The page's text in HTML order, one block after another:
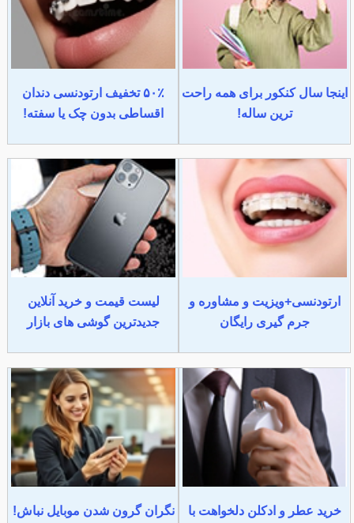
اینجا سال کنکور برای همه راحت
ترین ساله!
۵۰٪ تخفیف ارتودنسی دندان
اقساطی بدون چک یا سفته!
ارتودنسی+ویزیت و مشاوره و
جرم گیری رایگان
لیست قیمت و خرید آنلاین
جدیدترین گوشی های بازار
خرید عطر و ادکلن دلخواهت با نگران گرون شدن موبایل نباش!